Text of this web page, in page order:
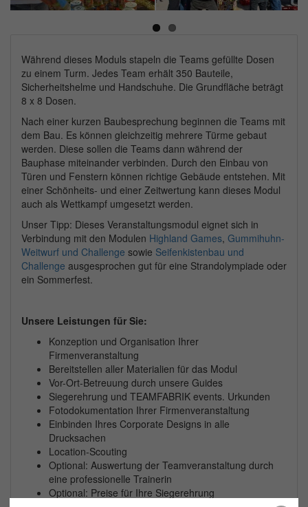
Next
Während dieses Moduls stapeln die Teams gefüllte Dosen
zu einem Turm. Jedes Team erhält 350 Bauteile,
Sicherheitshelme und Handschuhe. Die Grundfläche beträgt
8 x 8 Dosen.
Nach einer kurzen Baubesprechung beginnen die Teams mit
dem Bau. Es können gleichzeitig mehrere Türme gebaut
werden. Diese sollen die Teams dann während der
Bauphase miteinander verbinden. Durch den Einbau von
Türen und Fenstern können richtige Gebäude entstehen. Mit
einer Schönheits- und einer Zeitwertung kann dieses Modul
auch als Wettkampf umgesetzt werden.
Unser Tipp: Dieses Veranstaltungsmodul eignet sich in
Verbindung mit den Modulen Highland Games, Gummihuhn-
Weitwurf und Challenge sowie Seifenkistenbau und
Challenge ausgesprochen gut für eine Strandolympiade oder
ein Sommerfest.
Unsere Leistungen für Sie:
Konzeption und Organisation Ihrer
Firmenveranstaltung
Bereitstellen aller Materialien für das Modul
Vor-Ort-Betreuung durch unsere Guides
Siegerehrung und TEAMFABRIK events. Urkunden
Fotodokumentation Ihrer Firmenveranstaltung
Einbinden Ihres Corporate Designs in alle
Drucksachen
Location-Scouting
Optional: Auswertung der Teamveranstaltung durch
eine professionelle Trainerin
Optional: Preise für Ihre Siegerehrung